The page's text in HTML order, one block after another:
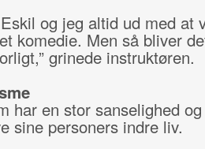
og jeg altid ud med at
komedie. Men så bliver
grinede instruktøren.
har en stor sanselighed
sine personers indre liv.